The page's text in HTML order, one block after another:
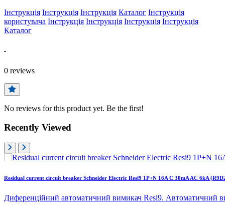
Інструкція Інструкція Інструкція Каталог Інструкція
користувача Інструкція Інструкція Інструкція Інструкція
Каталог
-
0 reviews
No reviews for this product yet. Be the first!
Recently Viewed
Residual current circuit breaker Schneider Electric Resi9 1P+N 16A C 30mA AC 6kA
Диференційний автоматичний вимикач Resi9. Автоматичний